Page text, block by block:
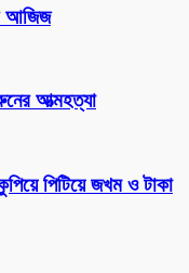
আজিজ
আত্মহত্যা
পিটিয়ে জখম ও টাকা